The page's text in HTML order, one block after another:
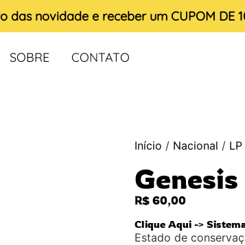
das novidade e receber um CUPOM DE
SOBRE CONTATO
Início / Nacional / LP
R$ 60,00
Clique Aqui ->
Estado de